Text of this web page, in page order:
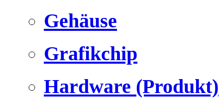
Gehäuse
Grafikchip
Hardware (Produkt)